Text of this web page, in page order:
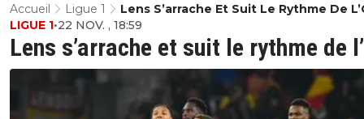
Accueil Ligue 1 Lens S’arrache Et Suit Le Rythme De
Lens s’arrache et suit le rythme de
LIGUE 1•22 NOV. , 18:59